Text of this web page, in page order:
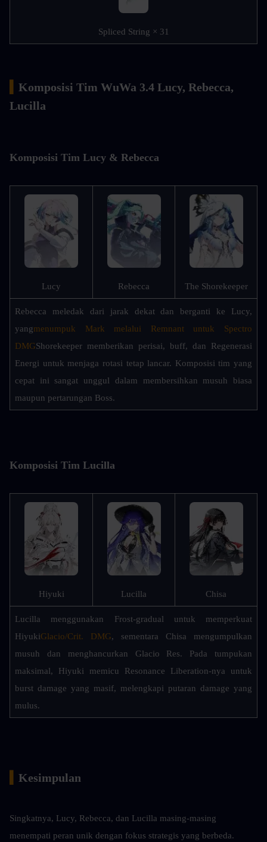
Spliced String × 31
Komposisi Tim WuWa 3.4 Lucy, Rebecca,
Lucilla
Komposisi Tim Lucy & Rebecca
Lucy Rebecca The Shorekeeper
Rebecca meledak dari jarak dekat dan berganti ke Lucy,
yangmenumpuk Mark melalui Remnant untuk Spectro
DMGShorekeeper memberikan perisai, buff, dan Regenerasi
Energi untuk menjaga rotasi tetap lancar. Komposisi tim yang
cepat ini sangat unggul dalam membersihkan musuh biasa
maupun pertarungan Boss.
Komposisi Tim Lucilla
Hiyuki Lucilla Chisa
Lucilla menggunakan Frost-gradual untuk memperkuat
HiyukiGlacio/Crit. DMG, sementara Chisa mengumpulkan
musuh dan menghancurkan Glacio Res. Pada tumpukan
maksimal, Hiyuki memicu Resonance Liberation-nya untuk
burst damage yang masif, melengkapi putaran damage yang
mulus.
Kesimpulan
Singkatnya, Lucy, Rebecca, dan Lucilla masing-masing
menempati peran unik dengan fokus strategis yang berbeda.